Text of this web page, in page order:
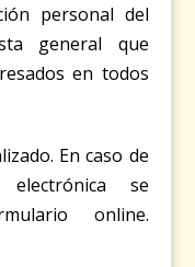
personal del
general que
en todos
En caso de
se
online.